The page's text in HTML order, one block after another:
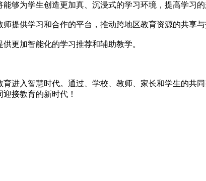
够为学生创造更加真、沉浸式的学习环境，提高学习的
提供学习和合作的平台，推动跨地区教育资源的共享与
更加智能化的学习推荐和辅助教学。
进入智慧时代。通过、学校、教师、家长和学生的
接教育的新时代！